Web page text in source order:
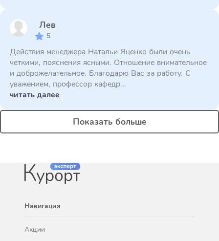
Лев
5
Действия менеджера Натальи Яценко были очень
четкими, пояснения ясными. Отношение внимательное
и доброжелательное. Благодарю Вас за работу. С
уважением, профессор кафедр...
читать далее
Показать больше
Навигация
Акции